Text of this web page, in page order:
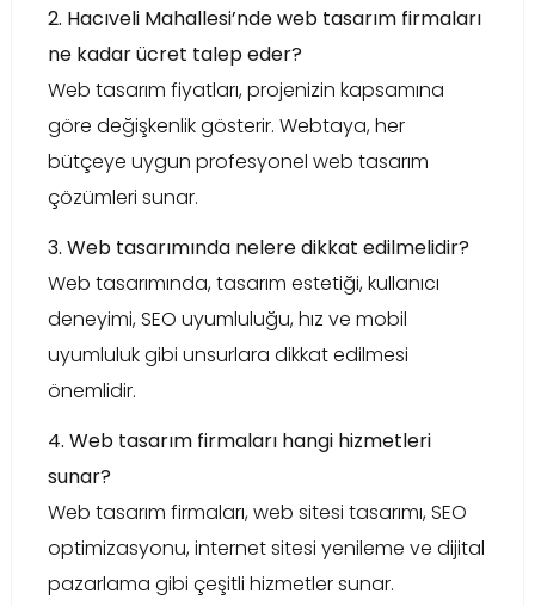
2. Hacıveli Mahallesi’nde web tasarım firmaları
ne kadar ücret talep eder?
Web tasarım fiyatları, projenizin kapsamına
göre değişkenlik gösterir. Webtaya, her
bütçeye uygun profesyonel web tasarım
çözümleri sunar.
3. Web tasarımında nelere dikkat edilmelidir?
Web tasarımında, tasarım estetiği, kullanıcı
deneyimi, SEO uyumluluğu, hız ve mobil
uyumluluk gibi unsurlara dikkat edilmesi
önemlidir.
4. Web tasarım firmaları hangi hizmetleri
sunar?
Web tasarım firmaları, web sitesi tasarımı, SEO
optimizasyonu, internet sitesi yenileme ve dijital
pazarlama gibi çeşitli hizmetler sunar.